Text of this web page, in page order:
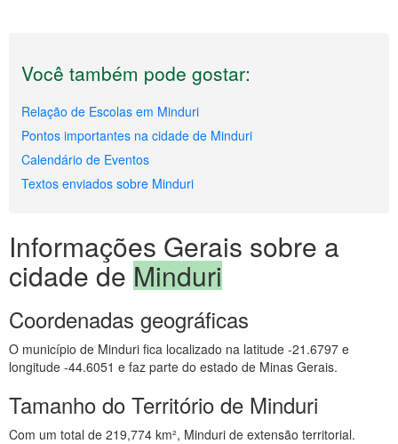
Você também pode gostar:
Relação de Escolas em Minduri
Pontos importantes na cidade de Minduri
Calendário de Eventos
Textos enviados sobre Minduri
Informações Gerais sobre a
cidade de Minduri
Coordenadas geográficas
O município de Minduri fica localizado na latitude -21.6797 e
longitude -44.6051 e faz parte do estado de Minas Gerais.
Tamanho do Território de Minduri
Com um total de 219,774 km², Minduri de extensão territorial.